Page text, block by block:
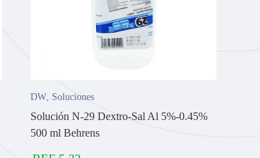
DW, Soluciones
Solución N-29 Dextro-Sal Al 5%-0.45%
500 ml Behrens